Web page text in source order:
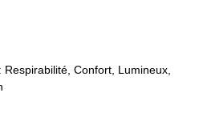
Confort, Lumineux,